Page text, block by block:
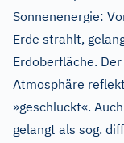
Sonnenenergie:
Erde strahlt,
Erdoberfläche.
Atmosphäre
»geschluckt«.
gelangt als sog.